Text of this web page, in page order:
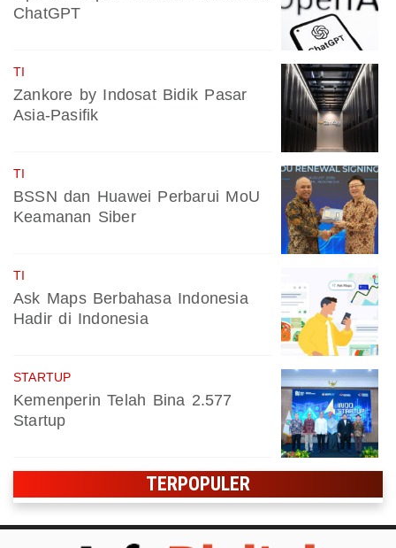
ChatGPT
TI
Zankore by Indosat Bidik Pasar
Asia-Pasifik
TI
BSSN dan Huawei Perbarui MoU
Keamanan Siber
TI
Ask Maps Berbahasa Indonesia
Hadir di Indonesia
STARTUP
Kemenperin Telah Bina 2.577
Startup
TERPOPULER